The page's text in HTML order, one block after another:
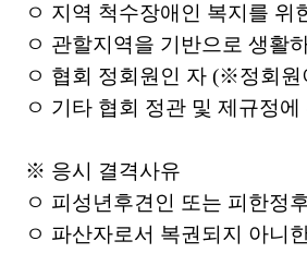
ㅇ 지역 척수장애인 복지를
ㅇ 관할지역을 기반으로 생활
ㅇ 협회 정회원인 자 (※정회
ㅇ 기타 협회 정관 및 제규정
※ 응시 결격사유
ㅇ 피성년후견인 또는 피한정
ㅇ 파산자로서 복권되지 아니